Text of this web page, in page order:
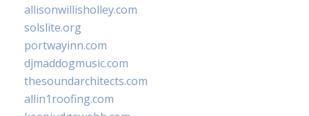
allisonwillisholley.com
solslite.org
portwayinn.com
djmaddogmusic.com
thesoundarchitects.com
allin1roofing.com